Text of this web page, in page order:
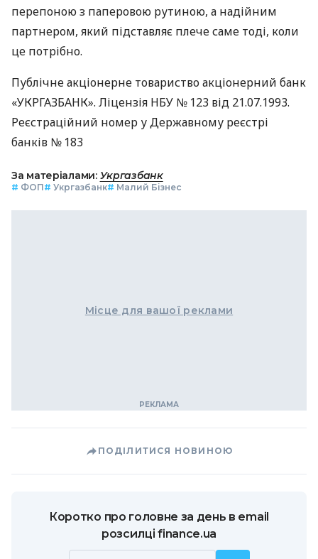
перепоною з паперовою рутиною, а надійним
партнером, який підставляє плече саме тоді, коли
це потрібно.
Публічне акціонерне товариство акціонерний банк
«УКРГАЗБАНК». Ліцензія НБУ № 123 від 21.07.1993.
Реєстраційний номер у Державному реєстрі
банків № 183
За матеріалами: Укргазбанк
# ФОП# Укргазбанк# Малий Бізнес
Місце для вашої реклами
ПОДІЛИТИСЯ НОВИНОЮ
Коротко про головне за день в email
розсилці finance.ua